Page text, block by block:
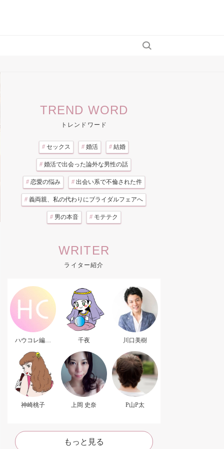
TREND WORD
トレンドワード
# セックス # 婚活 # 結婚
# 婚活で出会った論外な男性の話
# 恋愛の悩み # 出会い系で不倫された件
# 義両親、私の代わりにブライダルフェアへ
# 男の本音 # モテテク
WRITER
ライター紹介
ハウコレ編集
千夜 川口美樹
神崎桃子 上岡 史奈 P山P太
もっと見る